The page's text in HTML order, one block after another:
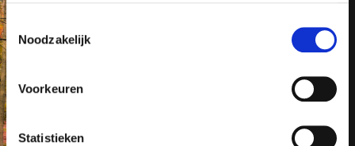
Toestemmingsselectie
Noodzakelijk
Voorkeuren
Statistieken
Postcode